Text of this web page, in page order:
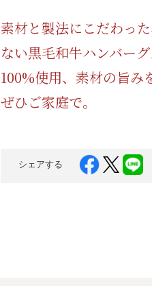
素材と製法にこだわっ
ない黒毛和牛ハンバー
100%使用、素材の旨み
ぜひご家庭で。
シェアする